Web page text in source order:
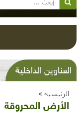
العناوين الداخليةشذرات
الرئيسية »
الأرض المحروقة